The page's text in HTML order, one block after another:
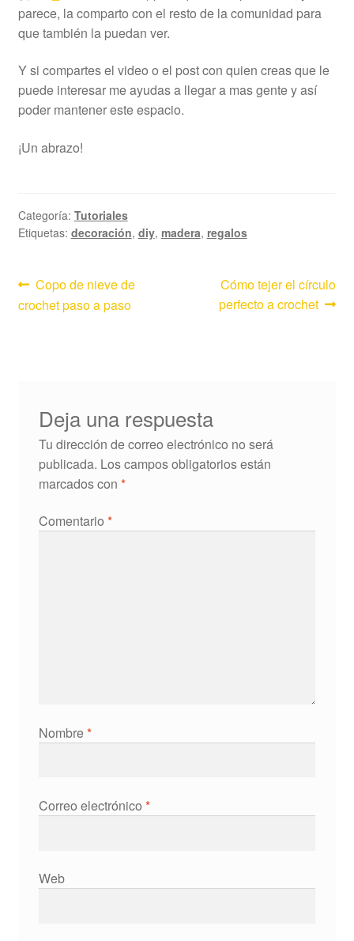
parece, la comparto con el resto de la comunidad para
que también la puedan ver.
Y si compartes el video o el post con quien creas que le
puede interesar me ayudas a llegar a mas gente y así
poder mantener este espacio.
¡Un abrazo!
Categoría: Tutoriales
Etiquetas: decoración, diy, madera, regalos
Navegación
de
Anterior:
Copo de nieve de
crochet paso a paso
Siguiente:
Cómo tejer el círculo
perfecto a crochet
Deja una respuesta
Tu dirección de correo electrónico no será
publicada. Los campos obligatorios están
marcados con *
Comentario *
Nombre*
Correo electrónico *
Web